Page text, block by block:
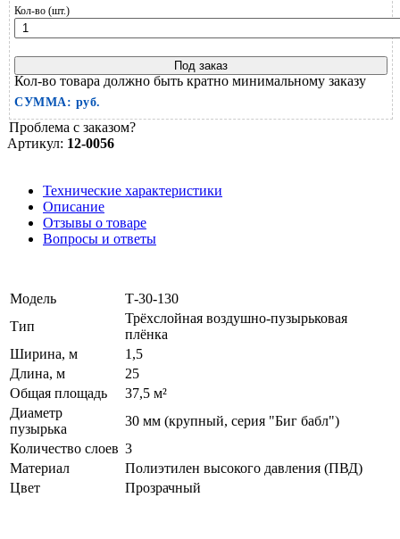
Кол-во (шт.)
Под заказ
Кол-во товара должно быть кратно минимальному заказу
СУММА: руб.
Проблема с заказом?
Артикул: 12-0056
Технические характеристики
Описание
Отзывы о товаре
Вопросы и ответы
Модель
Т-30-130
Тип
Трёхслойная воздушно-пузырьковая
плёнка
Ширина, м
1,5
Длина, м
25
Общая площадь
37,5 м²
Диаметр
пузырька
30 мм (крупный, серия "Биг бабл")
Количество слоев 3
Материал
Полиэтилен высокого давления (ПВД)
Цвет
Прозрачный